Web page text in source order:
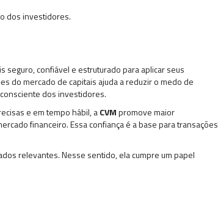
dos investidores.
seguro, confiável e estruturado para aplicar seus
do mercado de capitais ajuda a reduzir o medo de
dos investidores.
e em tempo hábil, aCVMpromove maior
financeiro. Essa confiança é a base para transações
relevantes. Nesse sentido, ela cumpre um papel